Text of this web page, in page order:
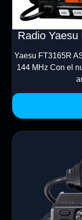
Radio
Yaesu FT3165R
144 MHz Con el